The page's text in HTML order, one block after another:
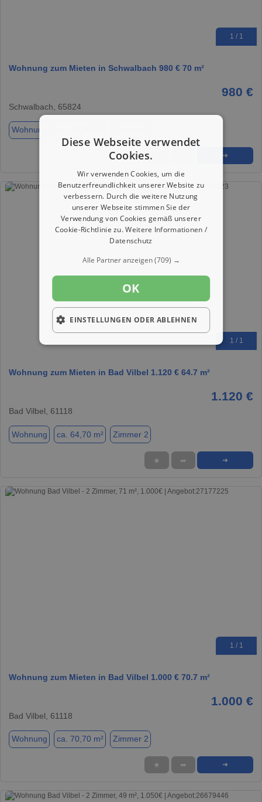
1 / 1
Wohnung zum Mieten in Schwalbach 980 € 70 m²
980 €
Schwalbach, 65824
Wohnung
➜
1 / 1
Wohnung zum Mieten in Bad Vilbel 1.120 € 64.7 m²
1.120 €
Bad Vilbel, 61118
Wohnung ca. 64,70 m² Zimmer 2
★ ➦ ➜
1 / 1
Wohnung zum Mieten in Bad Vilbel 1.000 € 70.7 m²
1.000 €
Bad Vilbel, 61118
Wohnung ca. 70,70 m² Zimmer 2
★ ➦ ➜
Diese Webseite verwendet
Cookies.
Wir verwenden Cookies, um die
Benutzerfreundlichkeit unserer Website zu
verbessern. Durch die weitere Nutzung
unserer Webseite stimmen Sie der
Verwendung von Cookies gemäß unserer
Cookie-Richtlinie zu.Weitere Informationen /
Datenschutz
Alle Partner anzeigen(709) →
OK
EINSTELLUNGEN ODER ABLEHNEN